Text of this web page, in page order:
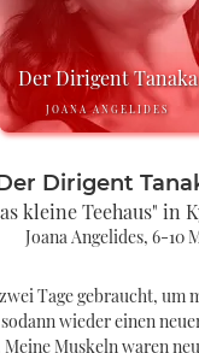
Der Dirigent Tanaka
JOANA ANGELIDES
Dirigent
kleine Teehaus" in
Joana Angelides 6-10
Tage gebraucht, um
wieder einen
Meine Muskeln waren